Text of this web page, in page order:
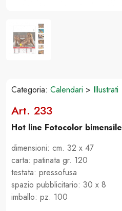
Categoria: Calendari > Illustrati
Art. 233
Hot line Fotocolor bimensile
dimensioni: cm. 32 x 47
carta: patinata gr. 120
testata: pressofusa
spazio pubblicitario: 30 x 8
imballo: pz. 100